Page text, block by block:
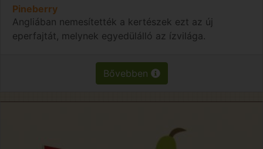
Pineberry
Angliában nemesítették a kertészek ezt az új
eperfajtát, melynek egyedülálló az ízvilága.
Bővebben